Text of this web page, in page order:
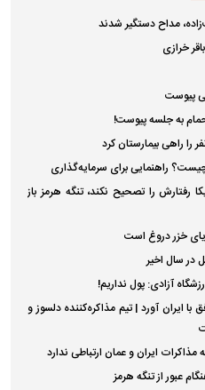
مداح دستگیر شدند
خرازی
پیوست
حمام به جلسه پیوست!
راهنمایی برای سرمایه‌گذاری
رفتارش را تصحیح نکند، تنگه هرمز باز
خزر دروغ است
آزادی: پول نداریم!
با ایران آورد | تیم مذاکره‌کننده دلسوز و
ایران و عمان ارتباطی ندارد
عبور از تنگه هرمز